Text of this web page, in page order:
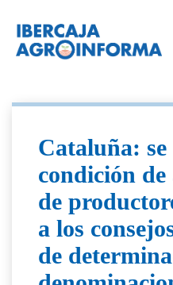
Cataluña:
condición de
de
a los
de